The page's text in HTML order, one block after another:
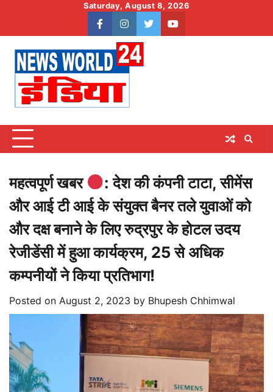
content
Saturday, August 8, 2026
facebookinstagram
twitteryoutube
महत्वपूर्ण खबर
: देश की कंपनी टाटा, सीमेंस
और आई टी आई के संयुक्त बैनर तले युवाओं को
और दक्ष बनाने के लिए रुद्रपुर के होटल उदय
रेजीडेंसी में हुआ कार्यक्रम, 25 से अधिक
कम्पनीयों ने किया प्रतिभाग!
Posted on August 2, 2023 by Bhupesh Chhimwal